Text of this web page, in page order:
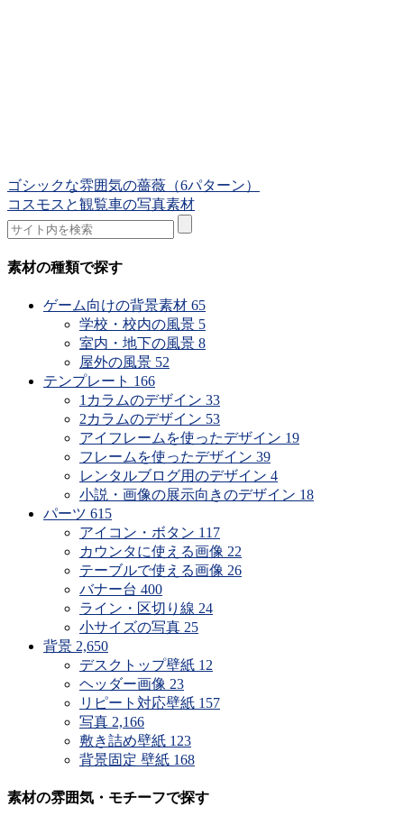
ゴシックな雰囲気の薔薇（6パターン）
コスモスと観覧車の写真素材
素材の種類で探す
ゲーム向けの背景素材 65
学校・校内の風景 5
室内・地下の風景 8
屋外の風景 52
テンプレート 166
1カラムのデザイン 33
2カラムのデザイン 53
アイフレームを使ったデザイン 19
フレームを使ったデザイン 39
レンタルブログ用のデザイン 4
小説・画像の展示向きのデザイン 18
パーツ 615
アイコン・ボタン 117
カウンタに使える画像 22
テーブルで使える画像 26
バナー台 400
ライン・区切り線 24
小サイズの写真 25
背景 2,650
デスクトップ壁紙 12
ヘッダー画像 23
リピート対応壁紙 157
写真 2,166
敷き詰め壁紙 123
背景固定 壁紙 168
素材の雰囲気・モチーフで探す